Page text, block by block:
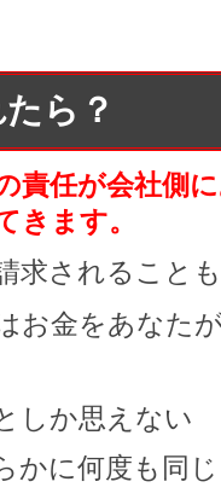
ら？
責任が会社側
きます。
求されること
お金をあなた
しか思えない
かに何度も同